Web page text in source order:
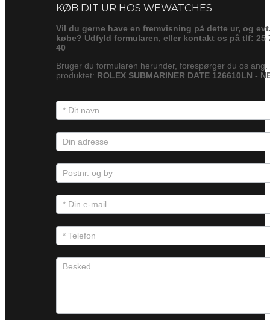
KØB DIT UR HOS WEWATCHES
Vil du gerne have en fremvisning på dette ur, og
købe? Udfyld formularen, eller kontakt os på tlf: 25
40
Bruger du formularen herunder, forespørger du os ang.
produktet: ROLEX SUBMARINER DATE 126610LN -